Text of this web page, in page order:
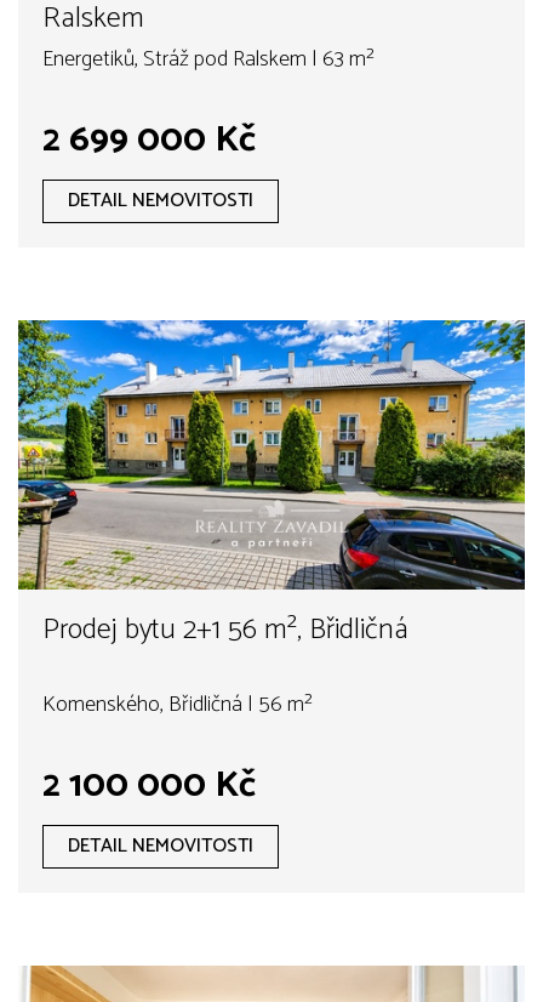
Ralskem
Energetiků, Stráž pod Ralskem | 63 m²
2 699 000 Kč
DETAIL NEMOVITOSTI
Prodej bytu 2+1 56 m², Břidličná
Komenského, Břidličná | 56 m²
2 100 000 Kč
DETAIL NEMOVITOSTI